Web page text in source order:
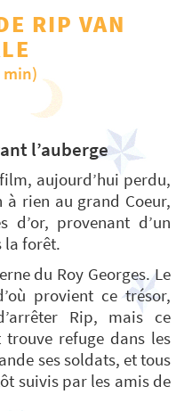
RIP VAN
min)
l’auberge
aujourd’hui perdu,
à rien au grand Coeur,
d’or, provenant d’un
la forêt.
du Roy Georges. Le
provient ce trésor,
Rip, mais ce
trouve refuge dans les
ses soldats, et tous
suivis par les amis de